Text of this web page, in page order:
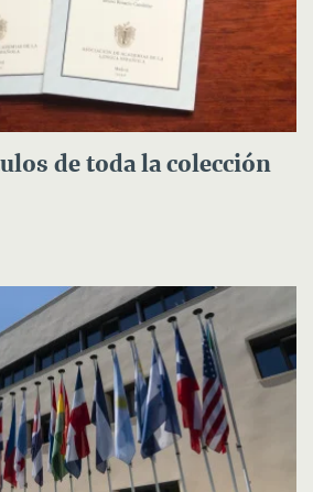
de toda la colección